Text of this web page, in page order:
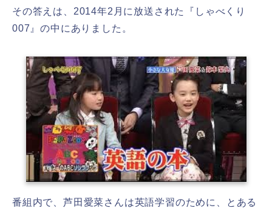
その答えは、2014年2月に放送された『しゃべくり
007』の中にありました。
番組内で、芦田愛菜さんは英語学習のために、とある